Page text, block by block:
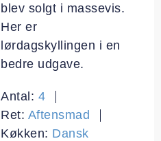
blev solgt i massevis.
Her er
lørdagskyllingen i en
bedre udgave.
Antal: 4
Ret: Aftensmad
Køkken: Dansk